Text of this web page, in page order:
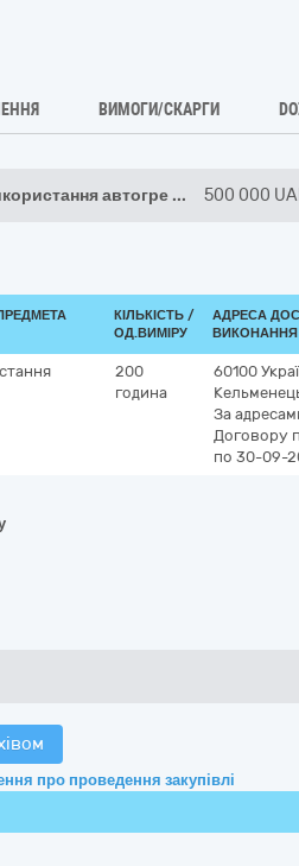
ВИМОГИ/СКАРГИ
автогре ... 500 000
КІЛЬКІСТЬ /
ОД.ВИМІРУ
АДРЕСА
ВИКОНАННЯ
200
година
60100
За
Договору
по 30-09-
про проведення закупівлі